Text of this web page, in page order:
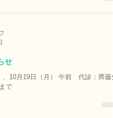
せ
、10月19日（月） 午前 代診：齊藤
で